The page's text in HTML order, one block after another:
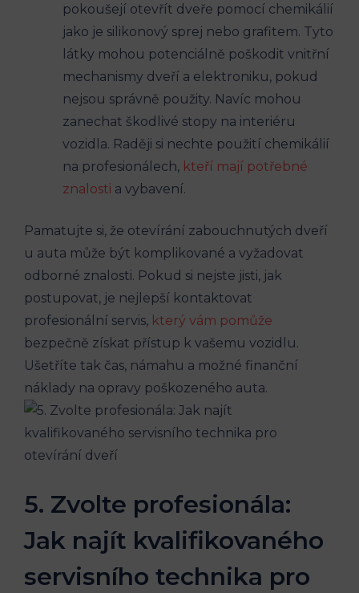
pokoušejí otevřít dveře pomocí chemikálií
jako je silikonový sprej nebo grafitem. Tyto
látky mohou potenciálně poškodit vnitřní
mechanismy dveří a elektroniku, pokud
nejsou správně použity. Navíc mohou
zanechat škodlivé stopy na interiéru
vozidla. Raději si nechte použití chemikálií
na profesionálech, kteří mají potřebné
znalosti a vybavení.
Pamatujte si, že otevírání zabouchnutých dveří
u auta může být komplikované a vyžadovat
odborné znalosti. Pokud si nejste jisti, jak
postupovat, je nejlepší kontaktovat
profesionální servis, který vám pomůže
bezpečně získat přístup k vašemu vozidlu.
Ušetříte tak čas, námahu a možné finanční
náklady na opravy poškozeného auta.
5. Zvolte profesionála:
Jak najít kvalifikovaného
servisního technika pro